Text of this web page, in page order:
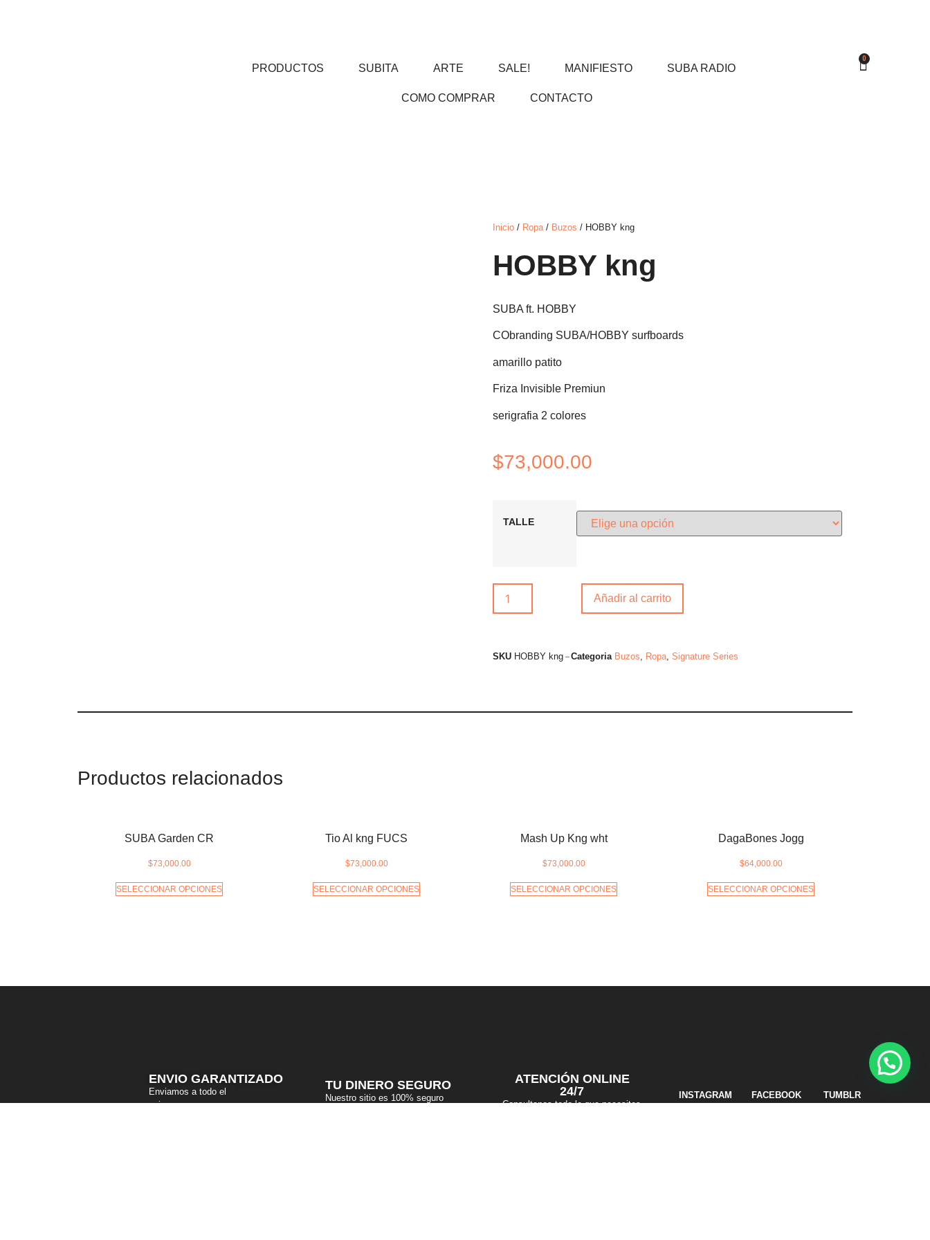
PRODUCTOS SUBITA ARTE SALE! MANIFIESTO SUBA RADIO
COMO COMPRAR CONTACTO
0
Inicio / Ropa/ Buzos / HOBBY kng
HOBBY kng
SUBA ft. HOBBY
CObranding SUBA/HOBBY surfboards
amarillo patito
Friza Invisible Premiun
serigrafia 2 colores
$73,000.00
TALLE
Añadir al carrito
SKU HOBBY kng Categoria Buzos, Ropa, Signature Series
Productos relacionados
SUBA Garden CR
$73,000.00
SELECCIONAR OPCIONES
Tio Al kng FUCS
$73,000.00
SELECCIONAR OPCIONES
Mash Up Kng wht
$73,000.00
SELECCIONAR OPCIONES
DagaBones Jogg
$64,000.00
SELECCIONAR OPCIONES
ENVIO GARANTIZADO
Enviamos a todo el
pais.
TU DINERO SEGURO
Nuestro sitio es 100% seguro
ATENCIÓN ONLINE
24/7
Consultanos todo lo que necesites
INSTAGRAM FACEBOOK TUMBLR